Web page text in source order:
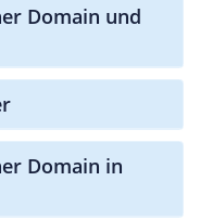
Domain und
Domain in